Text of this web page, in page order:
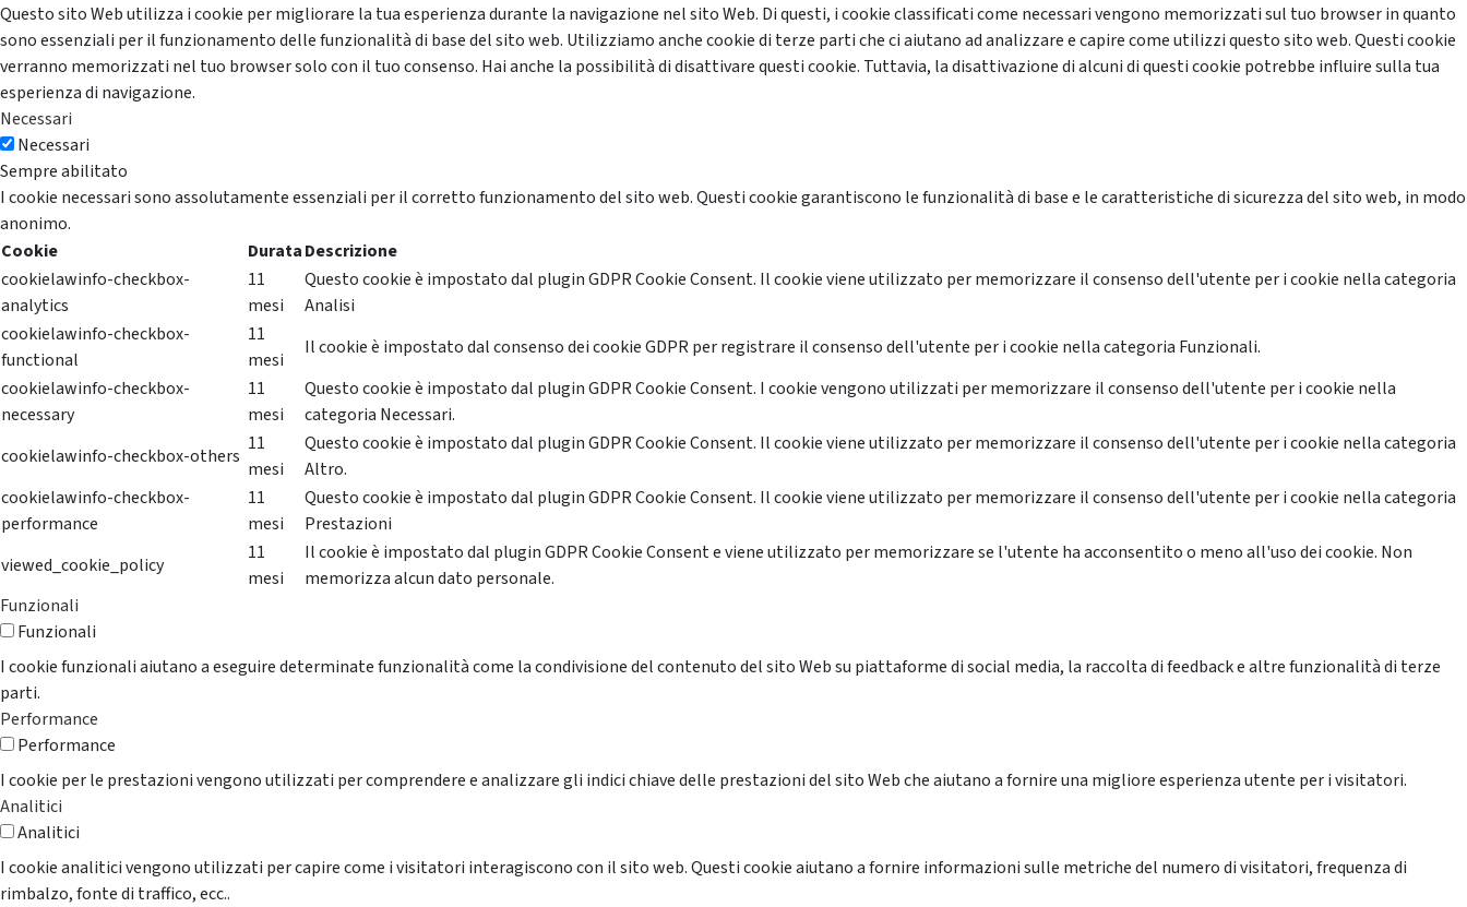
Questo sito Web utilizza i cookie per migliorare la tua esperienza durante la navigazione nel sito Web. Di questi, i cookie classificati come necessari vengono memorizzati sul tuo browser in quanto
sono essenziali per il funzionamento delle funzionalità di base del sito web. Utilizziamo anche cookie di terze parti che ci aiutano ad analizzare e capire come utilizzi questo sito web. Questi cookie
verranno memorizzati nel tuo browser solo con il tuo consenso. Hai anche la possibilità di disattivare questi cookie. Tuttavia, la disattivazione di alcuni di questi cookie potrebbe influire sulla tua
esperienza di navigazione.
Necessari
Necessari
Sempre abilitato
I cookie necessari sono assolutamente essenziali per il corretto funzionamento del sito web. Questi cookie garantiscono le funzionalità di base e le caratteristiche di sicurezza del sito web, in modo
anonimo.
Cookie
DurataDescrizione
cookielawinfo-checkbox-
analytics
11
mesi
Questo cookie è impostato dal plugin GDPR Cookie Consent. Il cookie viene utilizzato per memorizzare il consenso dell'utente per i cookie nella categoria
Analisi
cookielawinfo-checkbox-
functional
11
mesi
Il cookie è impostato dal consenso dei cookie GDPR per registrare il consenso dell'utente per i cookie nella categoria Funzionali.
cookielawinfo-checkbox-
necessary
11
mesi
Questo cookie è impostato dal plugin GDPR Cookie Consent. I cookie vengono utilizzati per memorizzare il consenso dell'utente per i cookie nella
categoria Necessari.
cookielawinfo-checkbox-others
11
mesi
Questo cookie è impostato dal plugin GDPR Cookie Consent. Il cookie viene utilizzato per memorizzare il consenso dell'utente per i cookie nella categoria
Altro.
cookielawinfo-checkbox-
performance
11
mesi
Questo cookie è impostato dal plugin GDPR Cookie Consent. Il cookie viene utilizzato per memorizzare il consenso dell'utente per i cookie nella categoria
Prestazioni
viewed_cookie_policy
11
mesi
Il cookie è impostato dal plugin GDPR Cookie Consent e viene utilizzato per memorizzare se l'utente ha acconsentito o meno all'uso dei cookie. Non
memorizza alcun dato personale.
Funzionali
Funzionali
I cookie funzionali aiutano a eseguire determinate funzionalità come la condivisione del contenuto del sito Web su piattaforme di social media, la raccolta di feedback e altre funzionalità di terze
parti.
Performance
Performance
I cookie per le prestazioni vengono utilizzati per comprendere e analizzare gli indici chiave delle prestazioni del sito Web che aiutano a fornire una migliore esperienza utente per i visitatori.
Analitici
Analitici
I cookie analitici vengono utilizzati per capire come i visitatori interagiscono con il sito web. Questi cookie aiutano a fornire informazioni sulle metriche del numero di visitatori, frequenza di
rimbalzo, fonte di traffico, ecc..